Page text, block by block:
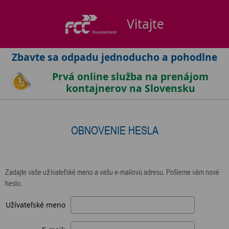
Vitajte
Zbavte sa odpadu jednoducho a pohodlne
Prvá online služba na prenájom
kontajnerov na Slovensku
OBNOVENIE HESLA
Zadajte vaše užívateľské meno a vašu e-mailovú adresu. Pošleme vám nové
heslo.
Užívateľské meno